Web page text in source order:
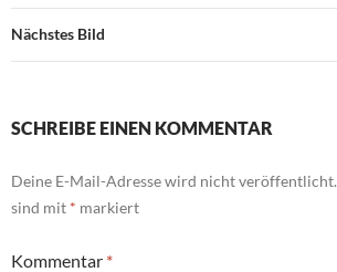
Nächstes Bild
SCHREIBE EINEN KOMMENTAR
Deine E-Mail-Adresse wird nicht veröffentlicht.
sind mit * markiert
Kommentar *